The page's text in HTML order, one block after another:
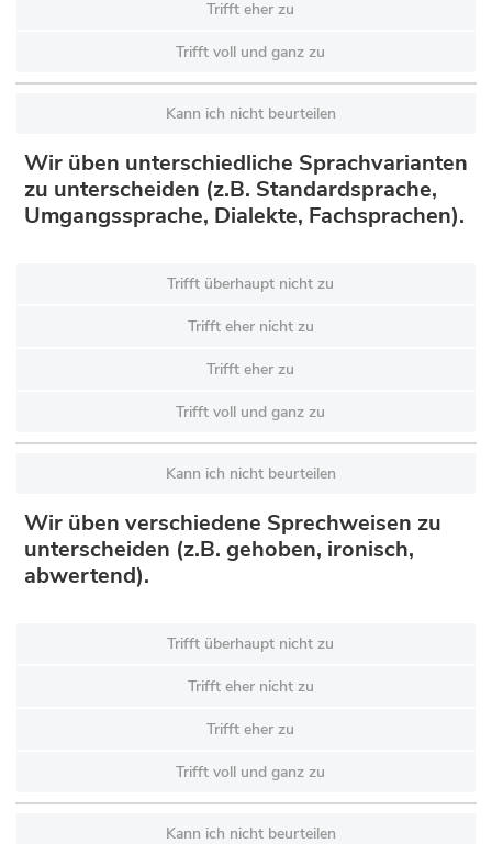
Trifft eher zu
Trifft voll und ganz zu
Kann ich nicht beurteilen
Wir üben unterschiedliche Sprachvarianten
zu unterscheiden (z.B. Standardsprache,
Umgangssprache, Dialekte, Fachsprachen).
Trifft überhaupt nicht zu
Trifft eher nicht zu
Trifft eher zu
Trifft voll und ganz zu
Kann ich nicht beurteilen
Wir üben verschiedene Sprechweisen zu
unterscheiden (z.B. gehoben, ironisch,
abwertend).
Trifft überhaupt nicht zu
Trifft eher nicht zu
Trifft eher zu
Trifft voll und ganz zu
Kann ich nicht beurteilen